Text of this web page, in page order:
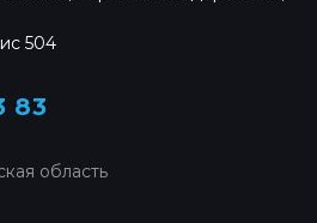
504
83
область